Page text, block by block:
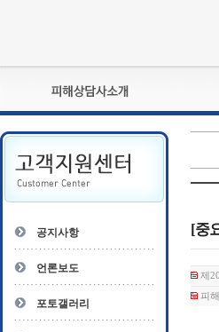
피해상담사란?
자격관리규정
상담사 자격증 확인
- 피해상담사 1급
- 전문수련감독자
- 전문수련기관
공지사항
언론보도
포토갤러리
[중
제
피